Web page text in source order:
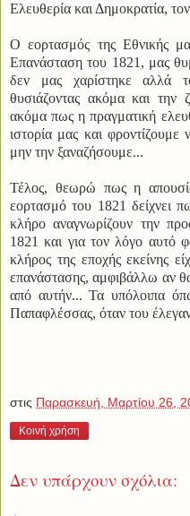
Ελευθερία και Δημοκρατία,
Ο εορτασμός της Εθνικής
Επανάσταση του 1821, μας
δεν μας χαρίστηκε αλλά
θυσιάζοντας ακόμα και την
ακόμα πως η πραγματική
ιστορία μας και
μην την ξαναζήσουμε...
Τέλος, θεωρώ πως η
εορτασμό του 1821 δείχνει
κλήρο αναγνωρίζουν την
1821 και για τον λόγο αυτό
κλήρος της εποχής εκείνης
επανάστασης, αμφιβάλλω αν
από αυτήν... Τα υπόλοιπα
Παπαφλέσσας, όταν του
π.
στις Παρασκευή, Μαρτίου 26,
Κοινή χρήση
Δεν υπάρχουν σχόλια: